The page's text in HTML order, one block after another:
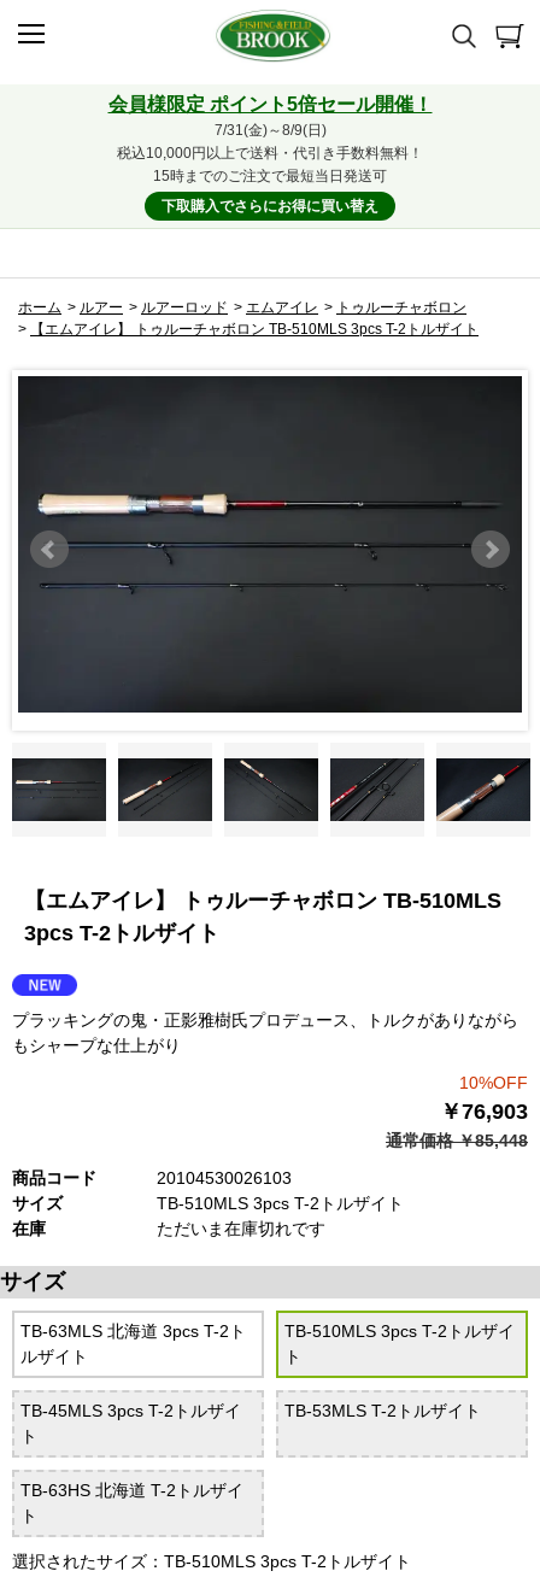
会員様限定 ポイント5倍セール開催！
7/31(金)～8/9(日)
税込10,000円以上で送料・代引き手数料無料！
15時までのご注文で最短当日発送可
下取購入でさらにお得に買い替え
ホーム > ルアー > ルアーロッド > エムアイレ > トゥルーチャボロン
>
【エムアイレ】 トゥルーチャボロン TB-510MLS 3pcs T-2トルザイト
【エムアイレ】 トゥルーチャボロン TB-510MLS
3pcs T-2トルザイト
プラッキングの鬼・正影雅樹氏プロデュース、トルクがありながら
もシャープな仕上がり
10%OFF
￥76,903
通常価格 ￥85,448
商品コード
20104530026103
サイズ
TB-510MLS 3pcs T-2トルザイト
在庫
ただいま在庫切れです
サイズ
TB-63MLS 北海道 3pcs T-2ト
ルザイト
TB-510MLS 3pcs T-2トルザイ
ト
TB-45MLS 3pcs T-2トルザイ
ト
TB-53MLS T-2トルザイト
TB-63HS 北海道 T-2トルザイ
ト
選択されたサイズ：TB-510MLS 3pcs T-2トルザイト